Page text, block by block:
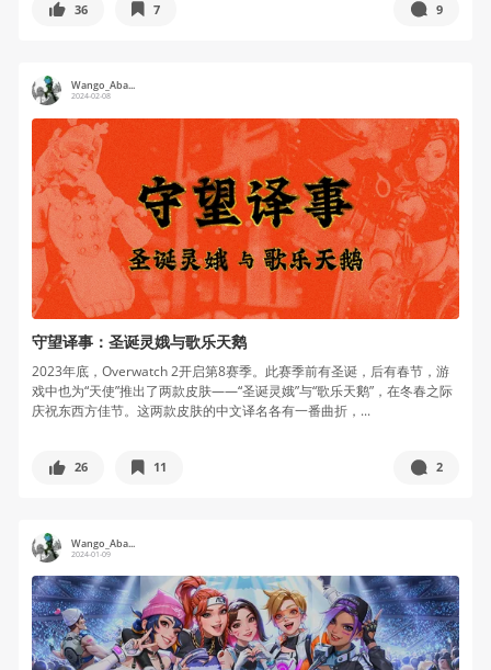
36 7 9
Wango_Aba...
2024-02-08
守望译事：圣诞灵娥与歌乐天鹅
2023年底，Overwatch 2开启第8赛季。此赛季前有圣诞，后有春节，游
戏中也为“天使”推出了两款皮肤——“圣诞灵娥”与“歌乐天鹅”，在冬春之际
庆祝东西方佳节。这两款皮肤的中文译名各有一番曲折，...
26 11 2
Wango_Aba...
2024-01-09